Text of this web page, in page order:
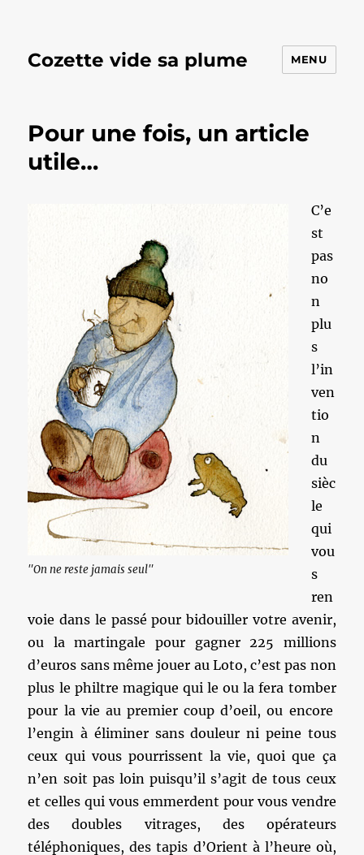
Cozette vide sa plume MENU
Pour une fois, un article
utile…
"On ne reste jamais seul"
C’e
st
pas
no
n
plu
s
l’in
ven
tio
n
du
sièc
le
qui
vou
s
ren
voie dans le passé pour bidouiller votre avenir,
ou la martingale pour gagner 225 millions
d’euros sans même jouer au Loto, c’est pas non
plus le philtre magique qui le ou la fera tomber
pour la vie au premier coup d’oeil, ou encore
l’engin à éliminer sans douleur ni peine tous
ceux qui vous pourrissent la vie, quoi que ça
n’en soit pas loin puisqu’il s’agit de tous ceux
et celles qui vous emmerdent pour vous vendre
des doubles vitrages, des opérateurs
téléphoniques, des tapis d’Orient à l’heure où,